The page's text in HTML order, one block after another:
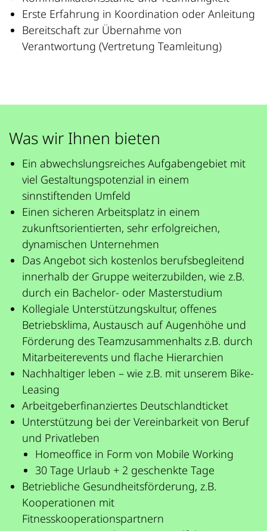
Erste Erfahrung in Koordination oder Anleitung
Bereitschaft zur Übernahme von
Verantwortung (Vertretung Teamleitung)
Was wir Ihnen bieten
Ein abwechslungsreiches Aufgabengebiet mit
viel Gestaltungspotenzial in einem
sinnstiftenden Umfeld
Einen sicheren Arbeitsplatz in einem
zukunftsorientierten, sehr erfolgreichen,
dynamischen Unternehmen
Das Angebot sich kostenlos berufsbegleitend
innerhalb der Gruppe weiterzubilden, wie z.B.
durch ein Bachelor- oder Masterstudium
Kollegiale Unterstützungskultur, offenes
Betriebsklima, Austausch auf Augenhöhe und
Förderung des Teamzusammenhalts z.B. durch
Mitarbeiterevents und flache Hierarchien
Nachhaltiger leben – wie z.B. mit unserem Bike-
Leasing
Arbeitgeberfinanziertes Deutschlandticket
Unterstützung bei der Vereinbarkeit von Beruf
und Privatleben
Homeoffice in Form von Mobile Working
30 Tage Urlaub + 2 geschenkte Tage
Betriebliche Gesundheitsförderung, z.B.
Kooperationen mit
Fitnesskooperationspartnern